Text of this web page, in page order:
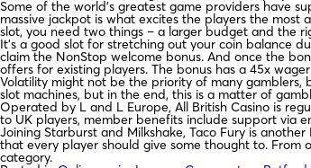
Some of the world’s greatest game providers have
massive jackpot is what excites the players the
slot, you need two things – a larger budget and the
It’s a good slot for stretching out your coin balance
claim the NonStop welcome bonus. And once the
offers for existing players. The bonus has a 45x
Volatility might not be the priority of many
slot machines, but in the end, this is a matter of
Operated by L and L Europe, All British Casino is
to UK players, member benefits include support via
Joining Starburst and Milkshake, Taco Fury is
that every player should give some thought to. From
category.